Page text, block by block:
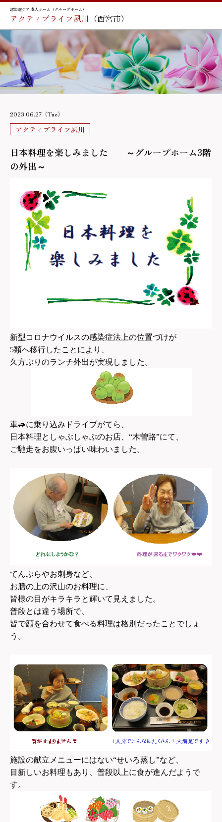
認知症ケア 老人ホーム（グループホーム）
アクティブライフ夙川 （西宮市）
2023.06.27（Tue）
アクティブライフ夙川
日本料理を楽しみました ～グループホーム3階
の外出～
新型コロナウイルスの感染症法上の位置づけが
5類へ移行したことにより、
久方ぶりのランチ外出が実現しました。
車🚙に乗り込みドライブがてら、
日本料理としゃぶしゃぶのお店、“木曽路”にて、
ご馳走をお腹いっぱい味わいました。
てんぷらやお刺身など、
お膳の上の沢山のお料理に、
皆様の目がキラキラと輝いて見えました。
普段とは違う場所で、
皆で顔を合わせて食べる料理は格別だったことでしょ
う。
施設の献立メニューにはない“せいろ蒸し”など、
目新しいお料理もあり、普段以上に食が進んだようで
す。